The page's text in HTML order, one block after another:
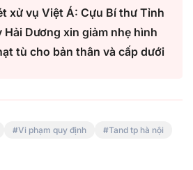
xử vụ Việt Á: Cựu Bí thư Tỉnh
Hải Dương xin giảm nhẹ hình
tù cho bản thân và cấp dưới
Vi phạm quy định
Tand tp hà nội